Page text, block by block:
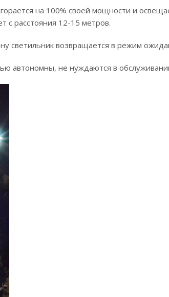
на 100% своей мощности и
с расстояния 12-15 метров.
светильник возвращается в режим
автономны, не нуждаются в